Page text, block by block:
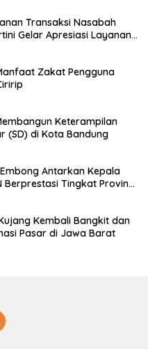
Transaksi Nasabah
Gelar Apresiasi Layanan
Zakat Pengguna
Keterampilan
(SD) di Kota Bandung
Antarkan Kepala
Berprestasi Tingkat Provinsi
Kembali Bangkit dan
Pasar di Jawa Barat